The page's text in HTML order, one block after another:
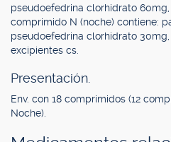
pseudoefedrina clorhidrato
comprimido N (noche) contiene:
pseudoefedrina clorhidrato
excipientes cs.
Presentación.
Env. con 18 comprimidos (12
Noche).